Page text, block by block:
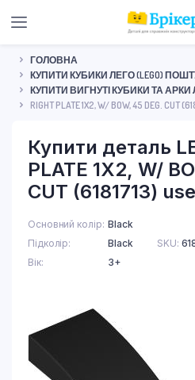
ГОЛОВНА
КУПИТИ КУБИКИ ЛЕГО (LEGO)
КУПИТИ ВИГНУТІ КУБИКИ ТА АРКИ
RIGHT PLATE 1X2, W/ BOW, 45 DEG. CUT
Купити деталь
PLATE 1X2, W/
CUT (6181713)
Основний колір Black
Підколір
Black
Вік
3+
SKU: